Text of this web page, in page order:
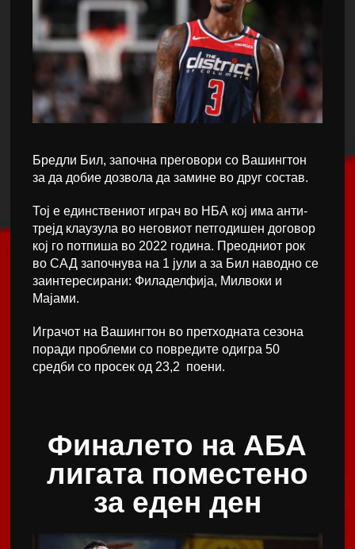
Бредли Бил, започна преговори со Вашингтон
за да добие дозвола да замине во друг состав.
Тој е единствениот играч во НБА кој има анти-
трејд клаузула во неговиот петгодишен договор
кој го потпиша во 2022 година. Преодниот рок
во САД започнува на 1 јули а за Бил наводно се
заинтересирани: Филаделфија, Милвоки и
Мајами.
Играчот на Вашингтон во претходната сезона
поради проблеми со повредите одигра 50
средби со просек од 23,2 поени.
Финалето на АБА
лигата поместено
за еден ден